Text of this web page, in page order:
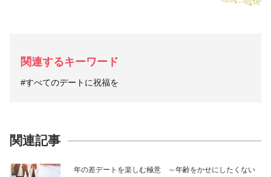
関連するキーワード
#すべてのデートに祝福を
関連記事
年の差デートを楽しむ極意 ～年齢をかせにしたくない